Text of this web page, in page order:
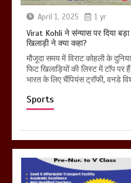
April 1, 2025 1 yr
Virat Kohli ने संन्यास पर दिया
खिलाड़ी ने क्या कहा?
मौजूदा समय में विराट कोहली के
फिट खिलाड़ियों की लिस्ट में टॉप
भारत के लिए चैंपियंस ट्रॉफी, वनडे
Sports